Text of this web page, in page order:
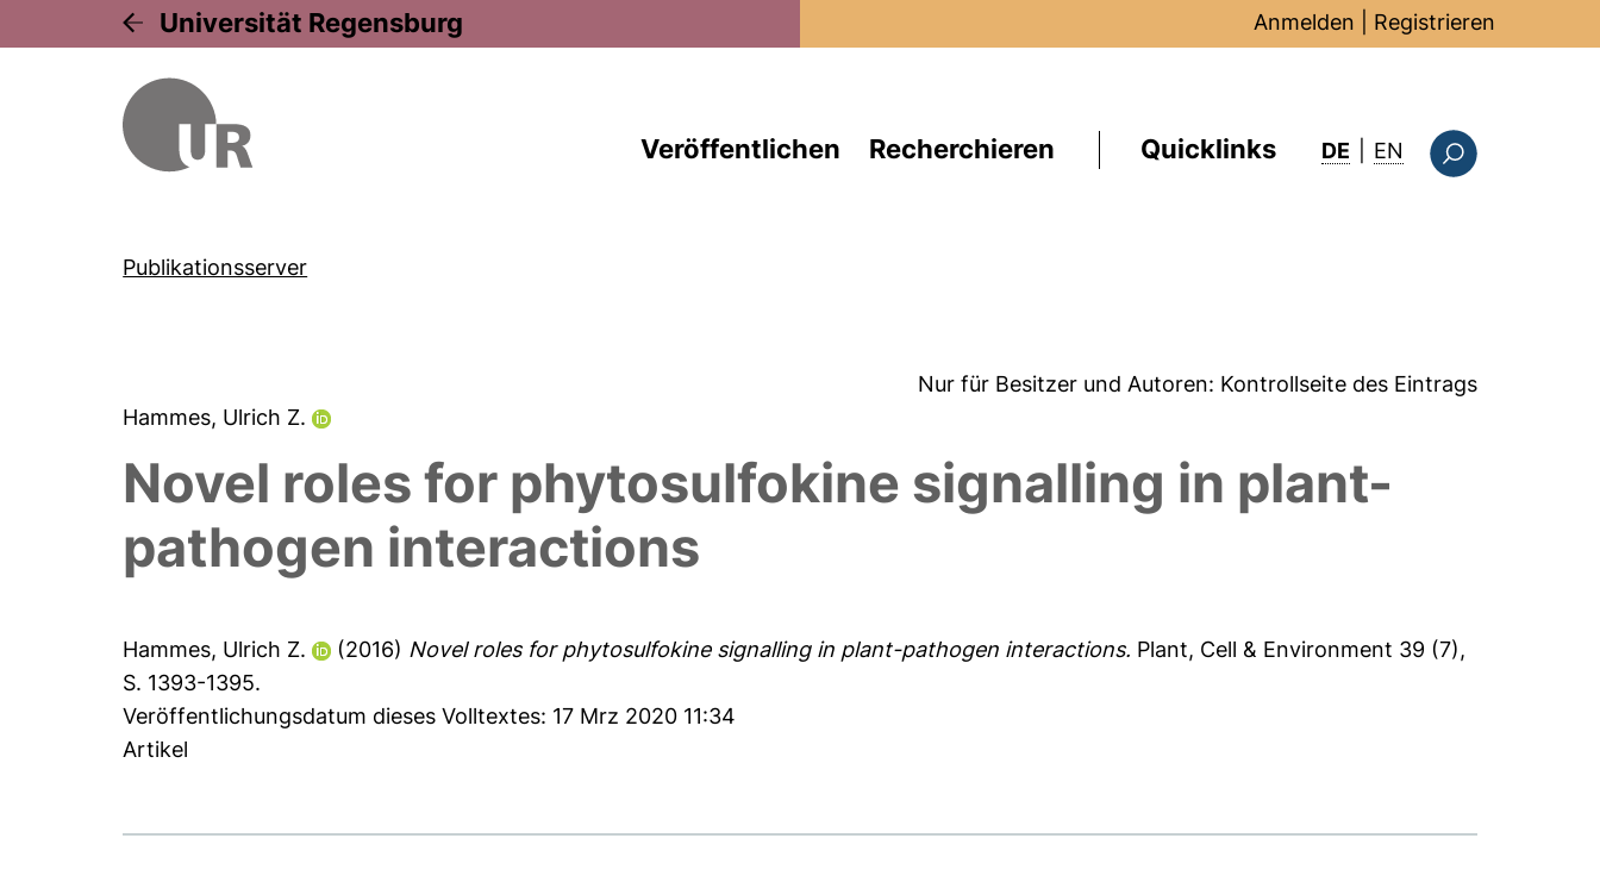
Universität Regensburg Anmelden Registrieren
Veröffentlichen Recherchieren Quicklinks DE EN : this page in
Publikationsserver
Nur für Besitzer und Autoren: Kontrollseite des Eintrags
Hammes, Ulrich Z.
Novel roles for phytosulfokine signalling in plant-
pathogen interactions
Hammes, Ulrich Z. (2016) Novel roles for phytosulfokine signalling in plant-pathogen interactions. Plant, Cell & Environment 39 (7),
S. 1393-1395.
Veröffentlichungsdatum dieses Volltextes: 17 Mrz 2020 11:34
Artikel